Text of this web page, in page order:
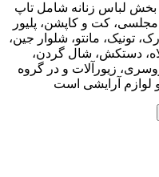
لباس زنانه شامل تاپ
کت و کاپشن، پلیور
تونیک، مانتو، شلوار جین،
دستکش، شال گردن،
زیورآلات و در گروه
لوازم آرایشی است